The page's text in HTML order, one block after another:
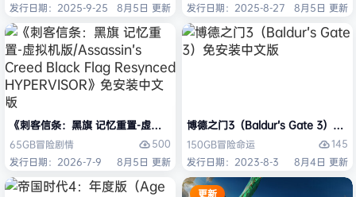
发行日期：2025-9-25
8月5日 更新
发行日期：2025-8-27
8月5日 更新
《刺客信条：黑旗 记忆重置-虚拟机版/Assassin’s Creed Black Flag
65GB冒险剧情
500
发行日期：2026-7-9
8月5日 更新
博德之门3（Baldur’s Gate 3）免安
150GB冒险命运
145
发行日期：2023-8-3
8月4日 更新
更新